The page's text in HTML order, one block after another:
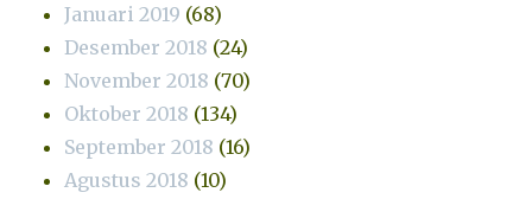
Januari 2019 (68)
Desember 2018 (24)
November 2018 (70)
Oktober 2018 (134)
September 2018 (16)
Agustus 2018 (10)